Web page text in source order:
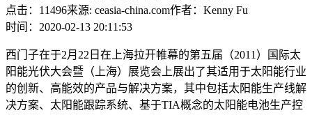
点击：11496来源: ceasia-china.com作者：Kenny Fu
时间：2020-02-13 20:11:53
西门子在于2月22日在上海拉开帷幕的第五届（2011）国际太
阳能光伏大会暨（上海）展览会上展出了其适用于太阳能行业
的创新、高能效的产品与解决方案，其中包括太阳能生产线解
决方案、太阳能跟踪系统、基于TIA概念的太阳能电池生产控